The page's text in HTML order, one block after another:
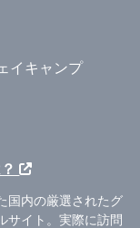
イキャンプ
？
国内の厳選されたグ
サイト。実際に訪問